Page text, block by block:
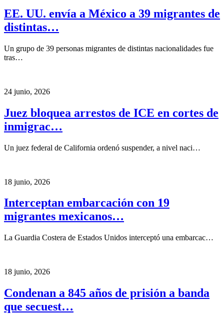
EE. UU. envía a México a 39 migrantes de
distintas…
Un grupo de 39 personas migrantes de distintas nacionalidades fue
tras…
24 junio, 2026
Juez bloquea arrestos de ICE en cortes de
inmigrac…
Un juez federal de California ordenó suspender, a nivel naci…
18 junio, 2026
Interceptan embarcación con 19
migrantes mexicanos…
La Guardia Costera de Estados Unidos interceptó una embarcac…
18 junio, 2026
Condenan a 845 años de prisión a banda
que secuest…